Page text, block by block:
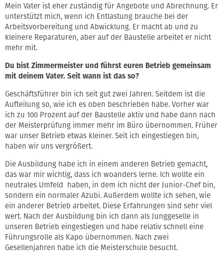
Mein Vater ist eher zuständig für Angebote und Abrechnung. Er
unterstützt mich, wenn ich Entlastung brauche bei der
Arbeitsvorbereitung und Abwicklung. Er macht ab und zu
kleinere Reparaturen, aber auf der Baustelle arbeitet er nicht
mehr mit.
Du bist Zimmermeister und führst euren Betrieb gemeinsam
mit deinem Vater. Seit wann ist das so?
Geschäftsführer bin ich seit gut zwei Jahren. Seitdem ist die
Aufteilung so, wie ich es oben beschrieben habe. Vorher war
ich zu 100 Prozent auf der Baustelle aktiv und habe dann nach
der Meisterprüfung immer mehr im Büro übernommen. Früher
war unser Betrieb etwas kleiner. Seit ich eingestiegen bin,
haben wir uns vergrößert.
Die Ausbildung habe ich in einem anderen Betrieb gemacht,
das war mir wichtig, dass ich woanders lerne. Ich wollte ein
neutrales Umfeld haben, in dem ich nicht der Junior-Chef bin,
sondern ein normaler Azubi. Außerdem wollte ich sehen, wie
ein anderer Betrieb arbeitet. Diese Erfahrungen sind sehr viel
wert. Nach der Ausbildung bin ich dann als Junggeselle in
unseren Betrieb eingestiegen und habe relativ schnell eine
Führungsrolle als Kapo übernommen. Nach zwei
Gesellenjahren habe ich die Meisterschule besucht.